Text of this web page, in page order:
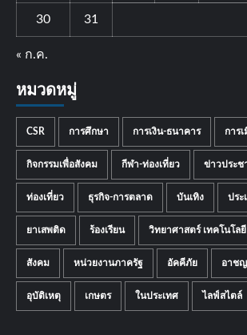
30 31
« ก.ค.
หมวดหมู่
CSR การศึกษา การเงิน-ธนาคาร การเ
กิจกรรมเพื่อสังคม กีฬา-ท่องเที่ยว ข่าวประช
ท่องเที่ยว ธุรกิจ-การตลาด บันเทิง ประ
ยาเสพติด ร้องเรียน วิทยาศาสตร์ เทคโนโล
สังคม หน่วยงานภาครัฐ อัคคีภัย อาช
อุบัติเหตุ เกษตร ในประเทศ ไลฟ์สไตล์